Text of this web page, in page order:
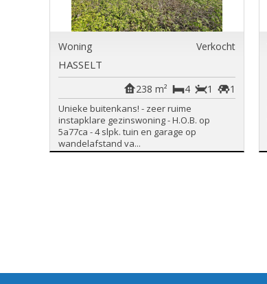
Woning Verkocht
HASSELT
1
1
4
238 m²
Unieke buitenkans! - zeer ruime
instapklare gezinswoning - H.O.B. op
5a77ca - 4 slpk. tuin en garage op
wandelafstand va...